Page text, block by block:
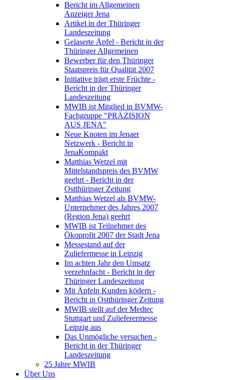
Bericht im Allgemeinen
Anzeiger Jena
Artikel in der Thüringer
Landeszeitung
Gelaserte Äpfel - Bericht in der
Thüringer Allgemeinen
Bewerber für den Thüringer
Staatspreis für Qualität 2007
Initiative trägt erste Früchte -
Bericht in der Thüringer
Landeszeitung
MWIB ist Mitglied in BVMW-
Fachgruppe "PRÄZISION
AUS JENA"
Neue Knoten im Jenaer
Netzwerk - Bericht in
JenaKompakt
Matthias Wetzel mit
Mittelstandspreis des BVMW
geehrt - Bericht in der
Ostthüringer Zeitung
Matthias Wetzel als BVMW-
Unternehmer des Jahres 2007
(Region Jena) geehrt
MWIB ist Teilnehmer des
Ökoprofit 2007 der Stadt Jena
Messestand auf der
Zuliefermesse in Leipzig
Im achten Jahr den Umsatz
verzehnfacht - Bericht in der
Thüringer Landeszeitung
Mit Äpfeln Kunden ködern -
Bericht in Ostthüringer Zeitung
MWIB stellt auf der Medtec
Stuttgart und Zulieferermesse
Leipzig aus
Das Unmögliche versuchen -
Bericht in der Thüringer
Landeszeitung
25 Jahre MWIB
Über Uns